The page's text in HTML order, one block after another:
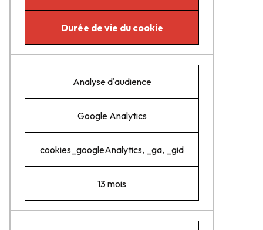
Durée de vie du cookie
Analyse d'audience
Google Analytics
cookies_googleAnalytics, _ga, _gid
13 mois